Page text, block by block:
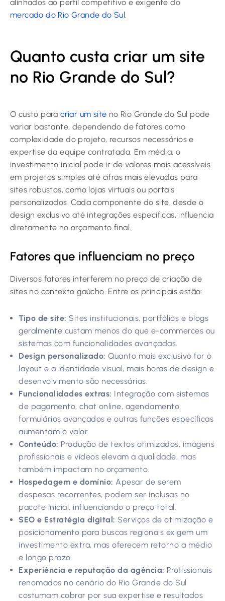
alinhados ao perfil competitivo e exigente do
mercado do Rio Grande do Sul.
Quanto custa criar um site
no Rio Grande do Sul?
O custo paracriar um site no Rio Grande do Sul pode
variar bastante, dependendo de fatores como
complexidade do projeto, recursos necessários e
expertise da equipe contratada. Em média, o
investimento inicial pode ir de valores mais acessíveis
em projetos simples até cifras mais elevadas para
sites robustos, como lojas virtuais ou portais
personalizados. Cada componente do site, desde o
design exclusivo até integrações específicas, influencia
diretamente no orçamento final.
Fatores que influenciam no preço
Diversos fatores interferem no preço de criação de
sites no contexto gaúcho. Entre os principais estão:
Tipo de site: Sites institucionais, portfólios e blogs
geralmente custam menos do que e-commerces ou
sistemas com funcionalidades avançadas.
Design personalizado: Quanto mais exclusivo for o
layout e a identidade visual, mais horas de design e
desenvolvimento são necessárias.
Funcionalidades extras: Integração com sistemas
de pagamento, chat online, agendamento,
formulários avançados e outras funções específicas
aumentam o valor.
Conteúdo: Produção de textos otimizados, imagens
profissionais e vídeos elevam a qualidade, mas
também impactam no orçamento.
Hospedagem e domínio: Apesar de serem
despesas recorrentes, podem ser inclusas no
pacote inicial, influenciando o preço total.
SEO e Estratégia digital: Serviços de otimização e
posicionamento para buscas regionais exigem um
investimento extra, mas oferecem retorno a médio
e longo prazo.
Experiência e reputação da agência: Profissionais
renomados no cenário do Rio Grande do Sul
costumam cobrar por sua expertise e resultados